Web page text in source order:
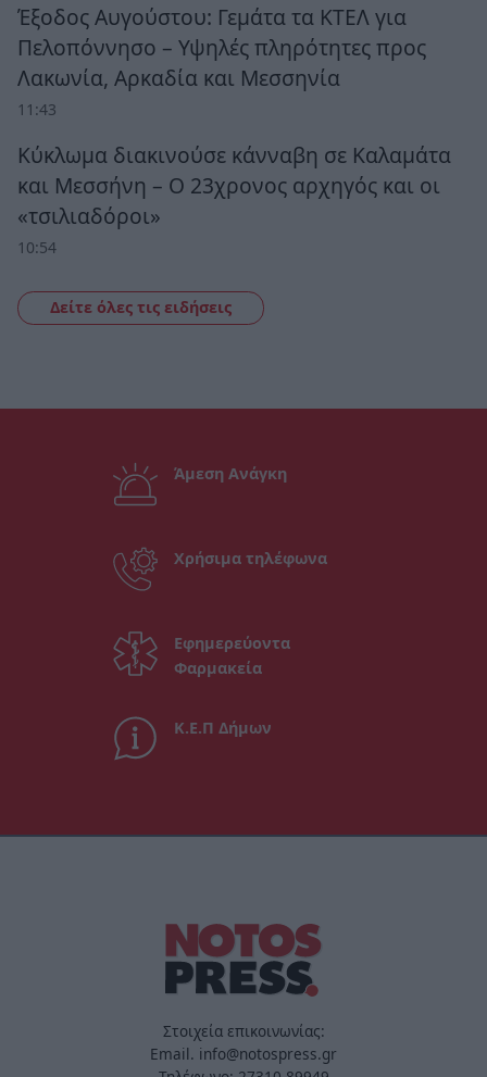
Έξοδος Αυγούστου: Γεμάτα τα ΚΤΕΛ για
Πελοπόννησο – Υψηλές πληρότητες προς
Λακωνία, Αρκαδία και Μεσσηνία
11:43
Κύκλωμα διακινούσε κάνναβη σε Καλαμάτα
και Μεσσήνη – Ο 23χρονος αρχηγός και οι
«τσιλιαδόροι»
10:54
Δείτε όλες τις ειδήσεις
Άμεση Ανάγκη
Χρήσιμα τηλέφωνα
Εφημερεύοντα
Φαρμακεία
Κ.Ε.Π Δήμων
Στοιχεία επικοινωνίας:
Email. info@notospress.gr